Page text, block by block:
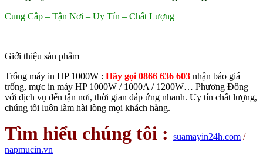
Cung Câp – Tận Nơi – Uy Tín – Chất Lượng
Giới thiệu sản phẩm
Trống máy in HP 1000W : Hãy gọi 0866 636 603 nhận báo giá
trống, mực in máy HP 1000W / 1000A / 1200W… Phương Đông
với dịch vụ đến tận nơi, thời gian đáp ứng nhanh. Uy tín chất lượng,
chúng tôi luôn làm hài lòng mọi khách hàng.
Tìm hiểu chúng tôi : suamayin24h.com /
napmucin.vn